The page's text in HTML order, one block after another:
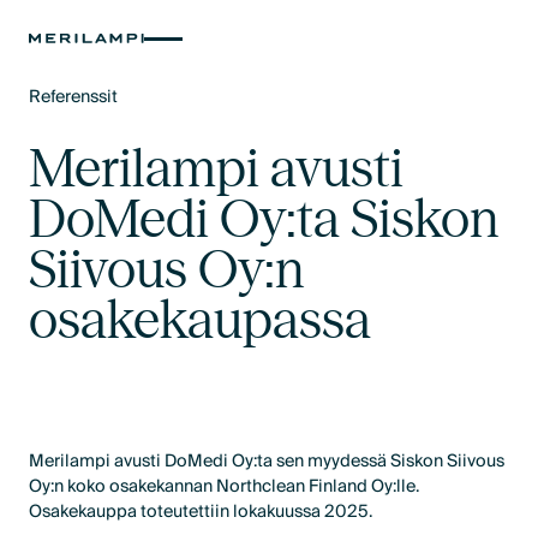
Referenssit
Merilampi avusti
DoMedi Oy:ta Siskon
Siivous Oy:n
osakekaupassa
Merilampi avusti DoMedi Oy:ta sen myydessä Siskon Siivous
Oy:n koko osakekannan Northclean Finland Oy:lle.
Osakekauppa toteutettiin lokakuussa 2025.